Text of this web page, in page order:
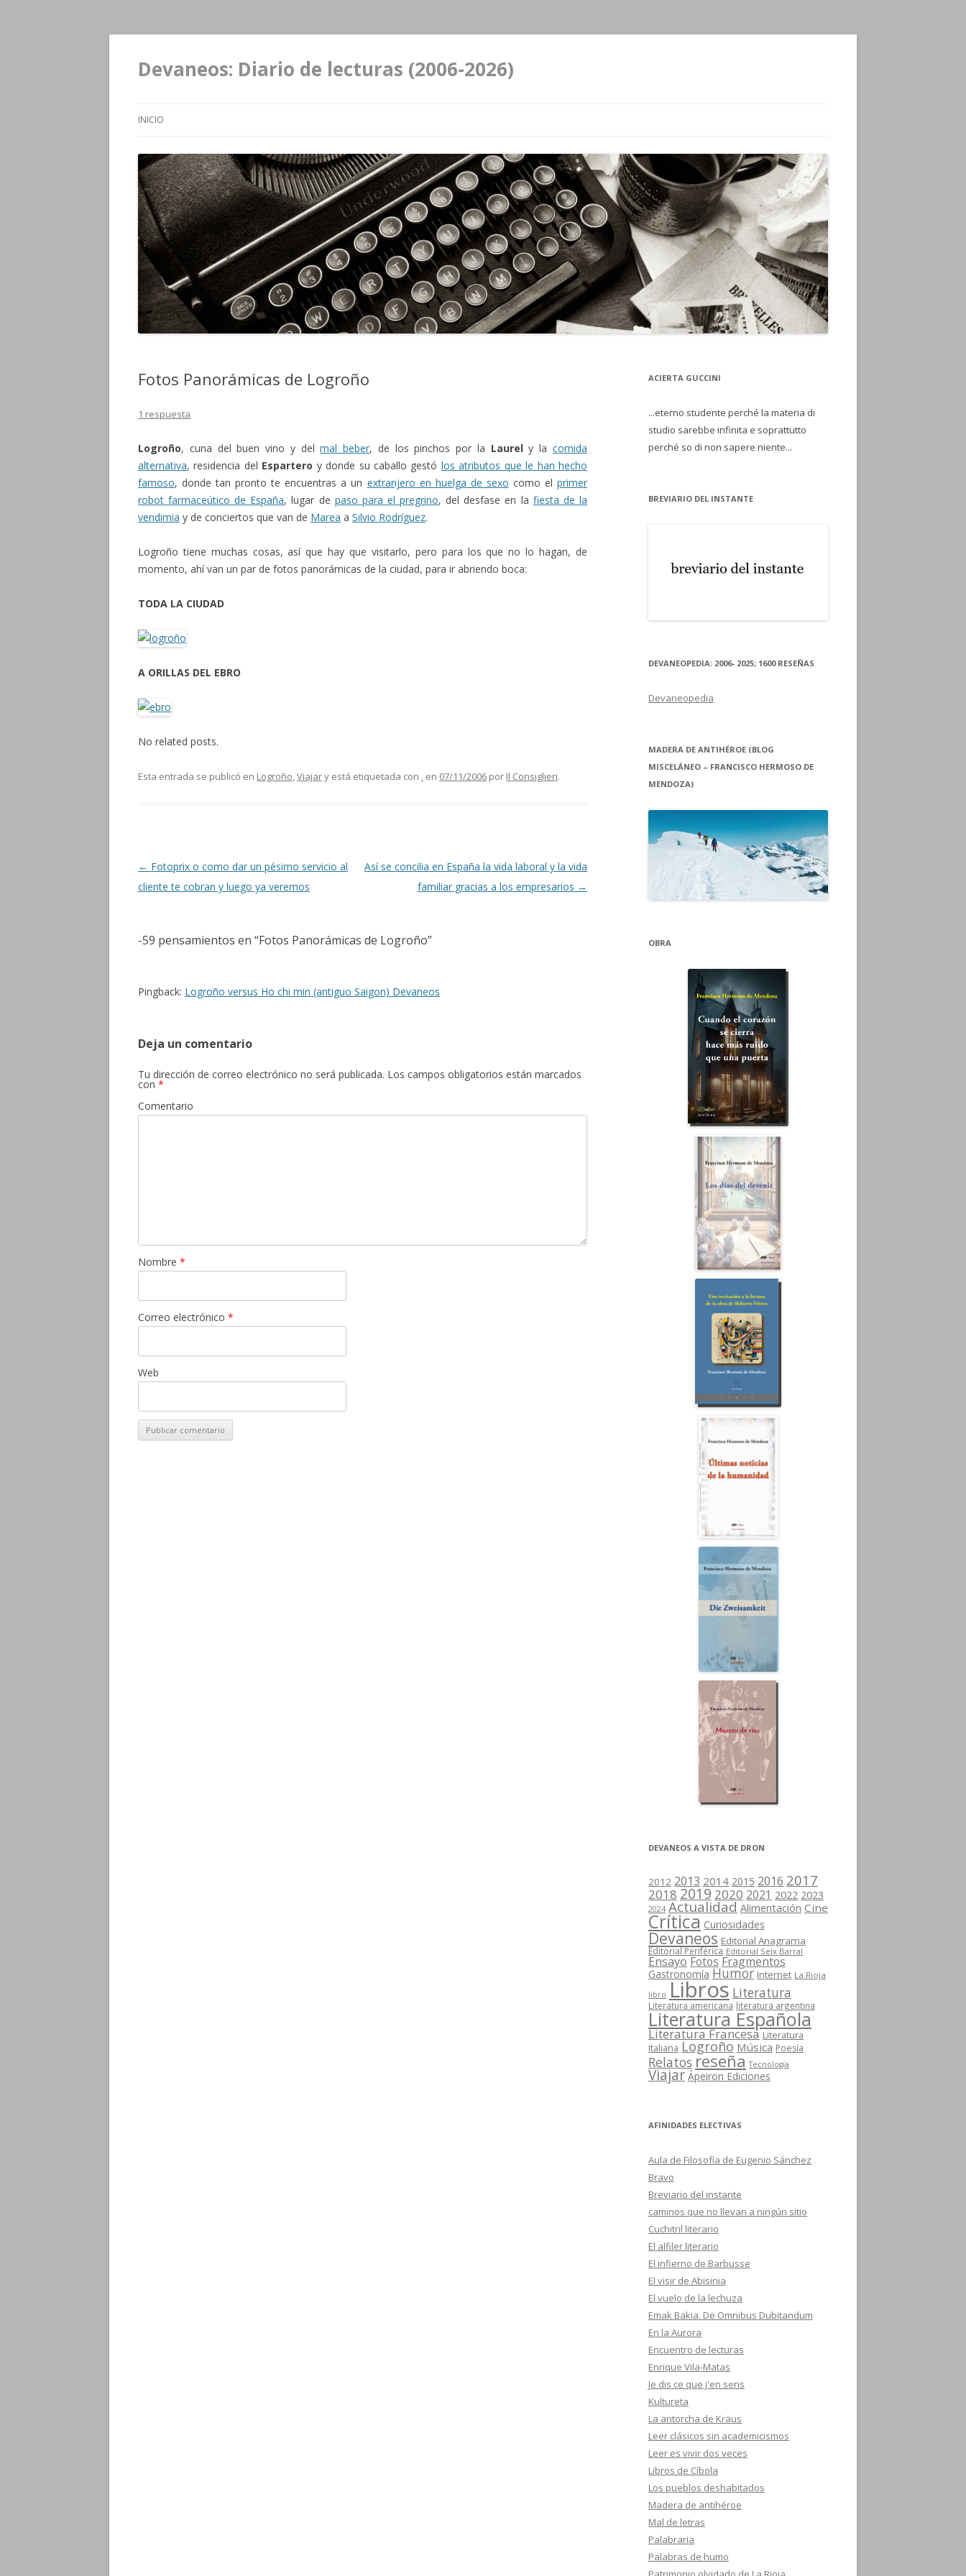
Devaneos: Diario de lecturas (2006-2026)
INICIO
Fotos Panorámicas de Logroño
1 respuesta
Logroño, cuna del buen vino y delmal beber, de los pinchos por la Laurely lacomida
alternativa, residencia del Espartero y donde su caballo gestó los atributos que le han hecho
famoso, donde tan pronto te encuentras a un extranjero en huelga de sexo como el primer
robot farmaceútico de España, lugar de paso para el pregrino, del desfase en la fiesta de la
vendimia y de conciertos que van de Marea a Silvio Rodríguez.
Logroño tiene muchas cosas, así que hay que visitarlo, pero para los que no lo hagan, de
momento, ahí van un par de fotos panorámicas de la ciudad, para ir abriendo boca:
TODA LA CIUDAD
A ORILLAS DEL EBRO
No related posts.
Esta entrada se publicó en Logroño,Viajary está etiquetada con . en 07/11/2006 por Il Consiglieri.
Navegación de entradas
← Fotoprix o como dar un pésimo servicio al
cliente te cobran y luego ya veremos
Así se concilia en España la vida laboral y la vida
familiar gracias a los empresarios →
-59 pensamientos en “Fotos Panorámicas de Logroño”
Pingback: Logroño versus Ho chi min (antiguo Saigon) Devaneos
Deja un comentario
Tu dirección de correo electrónico no será publicada. Los campos obligatorios están marcados
con *
Comentario
Nombre *
Correo electrónico *
Web
ACIERTA GUCCINI
...eterno studente perché la materia di
studio sarebbe infinita e soprattutto
perché so di non sapere niente...
BREVIARIO DEL INSTANTE
DEVANEOPEDIA: 2006- 2025; 1600 RESEÑAS
Devaneopedia
MADERA DE ANTIHÉROE (BLOG
MISCELÁNEO – FRANCISCO HERMOSO DE
MENDOZA)
OBRA
DEVANEOS A VISTA DE DRON
2012 2013 2014 2015 2016 2017
2018 2019 2020 2021 2022 2023
2024 Actualidad Alimentación Cine
Crítica Curiosidades
Devaneos Editorial Anagrama
Editorial Periférica Editorial Seix Barral
Ensayo Fotos Fragmentos
Gastronomía Humor Internet La Rioja
libro Libros Literatura
Literatura americana literatura argentina
Literatura Española
Literatura Francesa Literatura
Italiana Logroño Música Poesía
Relatos reseña Tecnología
Viajar Ápeiron Ediciones
AFINIDADES ELECTIVAS
Aula de Filosofía de Eugenio Sánchez
Bravo
Breviario del instante
caminos que no llevan a ningún sitio
Cuchitril literario
El alfiler literario
El infierno de Barbusse
El visir de Abisinia
El vuelo de la lechuza
Emak Bakia. De Omnibus Dubitandum
En la Aurora
Encuentro de lecturas
Enrique Vila-Matas
Je dis ce que j'en sens
Kultureta
La antorcha de Kraus
Leer clásicos sin academicismos
Leer es vivir dos veces
Libros de Cíbola
Los pueblos deshabitados
Madera de antihéroe
Mal de letras
Palabraria
Palabras de humo